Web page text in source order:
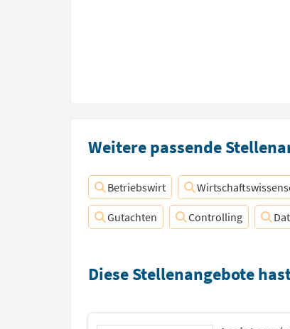
Weitere passende
Betriebswirt
Gutachten Controlling
Diese Stellenangebote